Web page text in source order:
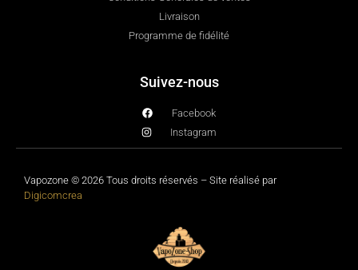
Livraison
Programme de fidélité
Suivez-nous
Facebook
Instagram
Vapozone © 2026 Tous droits réservés – Site réalisé par
Digicomcrea